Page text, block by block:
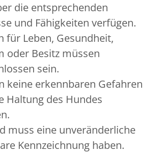
die entsprechenden
und Fähigkeiten verfügen.
für Leben, Gesundheit,
oder Besitz müssen
sein.
keine erkennbaren Gefahren
Haltung des Hundes
muss eine unveränderliche
Kennzeichnung haben.